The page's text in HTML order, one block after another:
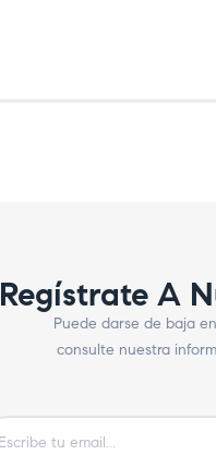
Regístrate A
Puede darse de baja
consulte nuestra